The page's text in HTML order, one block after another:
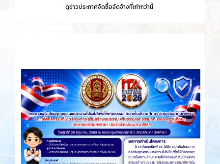
ดูข่าวประกาศจัดซื้อจัดจ้างที่เก่ากว่านี้